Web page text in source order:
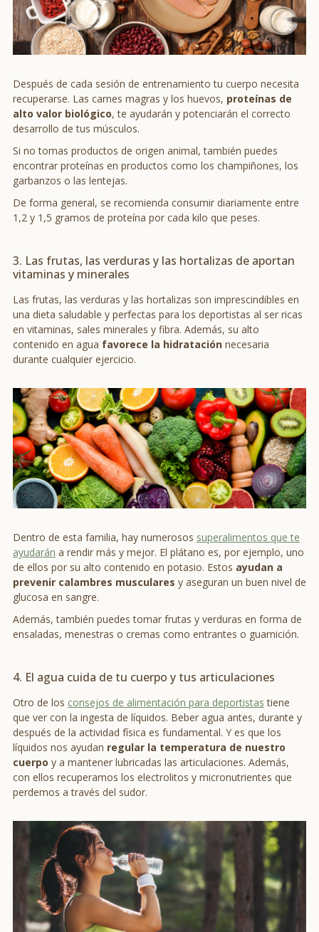
Después de cada sesión de entrenamiento tu cuerpo necesita
recuperarse. Las carnes magras y los huevos, proteínas de
alto valor biológico, te ayudarán y potenciarán el correcto
desarrollo de tus músculos.
Si no tomas productos de origen animal, también puedes
encontrar proteínas en productos como los champiñones, los
garbanzos o las lentejas.
De forma general, se recomienda consumir diariamente entre
1,2 y 1,5 gramos de proteína por cada kilo que peses.
3. Las frutas, las verduras y las hortalizas de aportan
vitaminas y minerales
Las frutas, las verduras y las hortalizas son imprescindibles en
una dieta saludable y perfectas para los deportistas al ser ricas
en vitaminas, sales minerales y fibra. Además, su alto
contenido en agua favorece la hidratación necesaria
durante cualquier ejercicio.
Dentro de esta familia, hay numerosos superalimentos que te
ayudarán a rendir más y mejor. El plátano es, por ejemplo, uno
de ellos por su alto contenido en potasio. Estos ayudan a
prevenir calambres musculares y aseguran un buen nivel de
glucosa en sangre.
Además, también puedes tomar frutas y verduras en forma de
ensaladas, menestras o cremas como entrantes o guarnición.
4. El agua cuida de tu cuerpo y tus articulaciones
Otro de los consejos de alimentación para deportistas tiene
que ver con la ingesta de líquidos. Beber agua antes, durante y
después de la actividad física es fundamental. Y es que los
líquidos nos ayudan regular la temperatura de nuestro
cuerpo y a mantener lubricadas las articulaciones. Además,
con ellos recuperamos los electrolitos y micronutrientes que
perdemos a través del sudor.